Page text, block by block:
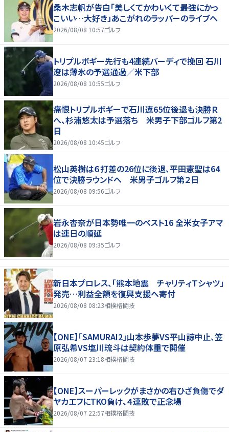
桑木志帆が告白「美しくてかわいくて最強にかっ
こいい…大好き」あこがれのラッパーのライブへ
2026/08/08 10:57ゴルフ
トリプルボギー先行も4連続バーディで挽回 石川
遼は薄氷の予選通過／米下部
2026/08/08 10:55ゴルフ
痛恨トリプルボギーで石川遼65位後退も決勝Ｒ
へ、杉浦悠太は予選落ち 米男子下部ゴルフ第2
日
2026/08/08 10:45ゴルフ
松山英樹は６打差の26位に後退、平田憲聖は64
位で決勝ラウンドへ 米男子ゴルフ第２日
2026/08/08 09:56ゴルフ
岩永杏奈が日本勢唯一のベスト16 全米女子アマ
は連日の順延
2026/08/08 09:35ゴルフ
新日本プロレス、「熊本地震 チャリティＴシャツ」
発売…利益全額を復興支援へ寄付
2026/08/08 08:23相撲格闘技
【ONE】「SAMURAI2」山本歩夢VS平山諒中止、笠
原弘希VS塩川琉斗は契約体重で開催
2026/08/07 23:18相撲格闘技
【ONE】スーパーレックがまさかの右ひざ負傷でダ
ヤカエフにTKO負け、４連敗で正念場
2026/08/07 22:57相撲格闘技